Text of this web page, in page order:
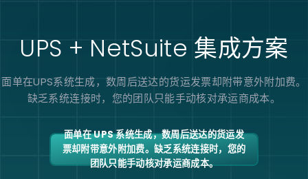
UPS + NetSuite 集成方案
面单在UPS系统生成，数周后送达的货运发票却附带意外附加费。
缺乏系统连接时，您的团队只能手动核对承运商成本。
面单在 UPS 系统生成，数周后送达的货运发
票却附带意外附加费。缺乏系统连接时，您的
团队只能手动核对承运商成本。